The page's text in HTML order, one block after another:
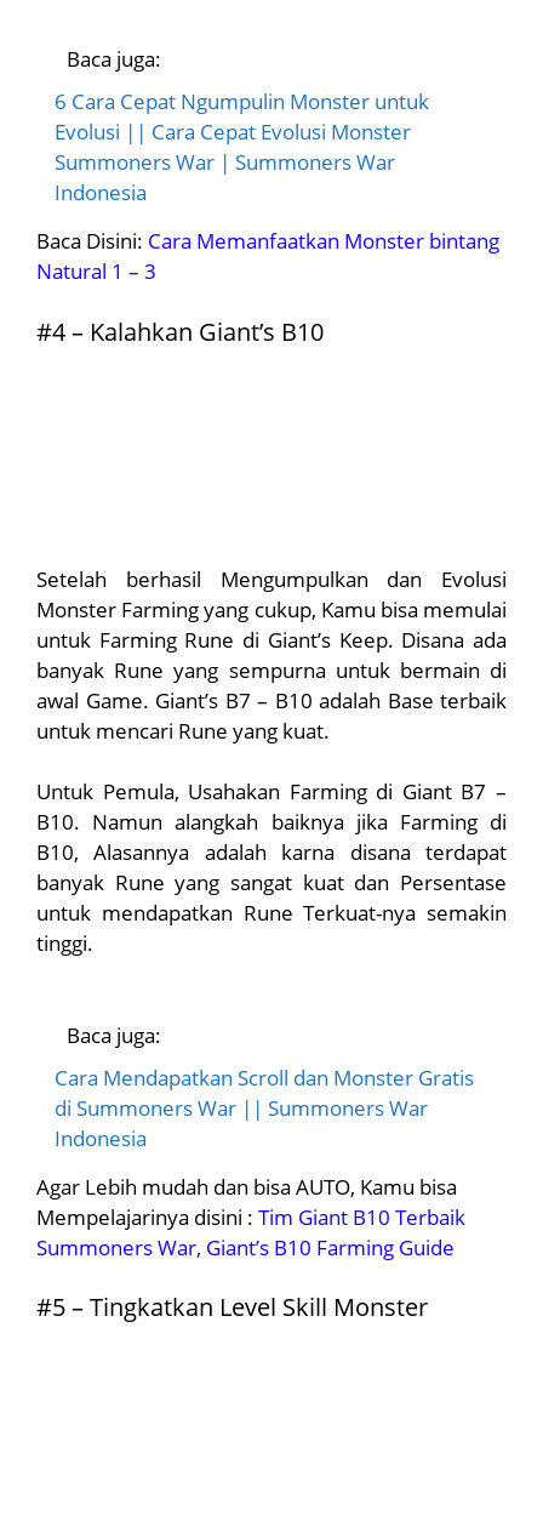
Baca juga:
6 Cara Cepat Ngumpulin Monster untuk
Evolusi || Cara Cepat Evolusi Monster
Summoners War | Summoners War
Indonesia
Baca Disini: Cara Memanfaatkan Monster bintang
Natural 1 – 3
#4 – Kalahkan Giant’s B10
Setelah berhasil Mengumpulkan dan Evolusi
Monster Farming yang cukup, Kamu bisa memulai
untuk Farming Rune di Giant’s Keep. Disana ada
banyak Rune yang sempurna untuk bermain di
awal Game. Giant’s B7 – B10 adalah Base terbaik
untuk mencari Rune yang kuat.
Untuk Pemula, Usahakan Farming di Giant B7 –
B10. Namun alangkah baiknya jika Farming di
B10, Alasannya adalah karna disana terdapat
banyak Rune yang sangat kuat dan Persentase
untuk mendapatkan Rune Terkuat-nya semakin
tinggi.
Baca juga:
Cara Mendapatkan Scroll dan Monster Gratis
di Summoners War || Summoners War
Indonesia
Agar Lebih mudah dan bisa AUTO, Kamu bisa
Mempelajarinya disini : Tim Giant B10 Terbaik
Summoners War, Giant’s B10 Farming Guide
#5 – Tingkatkan Level Skill Monster